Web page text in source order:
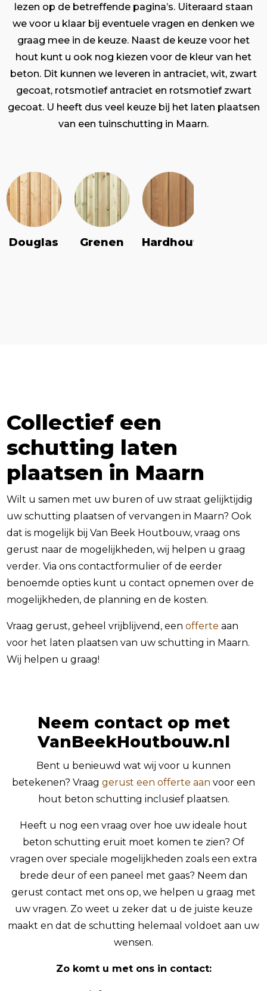
lezen op de betreffende pagina’s. Uiteraard staan
we voor u klaar bij eventuele vragen en denken we
graag mee in de keuze. Naast de keuze voor het
hout kunt u ook nog kiezen voor de kleur van het
beton. Dit kunnen we leveren in antraciet, wit, zwart
gecoat, rotsmotief antraciet en rotsmotief zwart
gecoat. U heeft dus veel keuze bij het laten plaatsen
van een tuinschutting in Maarn.
Douglas Grenen Hardhout
Collectief een
schutting laten
plaatsen in Maarn
Wilt u samen met uw buren of uw straat gelijktijdig
uw schutting plaatsen of vervangen in Maarn? Ook
dat is mogelijk bij Van Beek Houtbouw, vraag ons
gerust naar de mogelijkheden, wij helpen u graag
verder. Via ons contactformulier of de eerder
benoemde opties kunt u contact opnemen over de
mogelijkheden, de planning en de kosten.
Vraag gerust, geheel vrijblijvend, eenofferte aan
voor het laten plaatsen van uw schutting in Maarn.
Wij helpen u graag!
Neem contact op met
VanBeekHoutbouw.nl
Bent u benieuwd wat wij voor u kunnen
betekenen? Vraag gerust een offerte aan voor een
hout beton schutting inclusief plaatsen.
Heeft u nog een vraag over hoe uw ideale hout
beton schutting eruit moet komen te zien? Of
vragen over speciale mogelijkheden zoals een extra
brede deur of een paneel met gaas? Neem dan
gerust contact met ons op, we helpen u graag met
uw vragen. Zo weet u zeker dat u de juiste keuze
maakt en dat de schutting helemaal voldoet aan uw
wensen.
Zo komt u met ons in contact: